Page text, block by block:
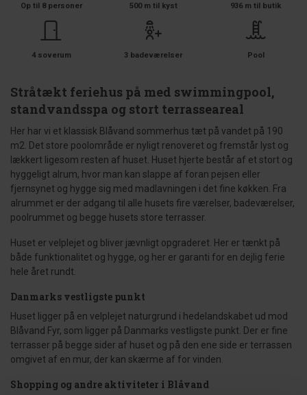
Op til 8 personer 500 m til kyst 936 m til butik
4 soverum 3 badeværelser Pool
Stråtækt feriehus på med swimmingpool,
standvandsspa og stort terrasseareal
Her har vi et klassisk Blåvand sommerhus tæt på vandet på 190
m2. Det store poolområde er nyligt renoveret og fremstår lyst og
lækkert ligesom resten af huset. Huset hjerte består af et stort og
hyggeligt alrum, hvor man kan slappe af foran pejsen eller
fjernsynet og hygge sig med madlavningen i det fine køkken. Fra
alrummet er der adgang til alle husets fire værelser, badeværelser,
poolrummet og begge husets store terrasser.
Huset er velplejet og bliver jævnligt opgraderet. Her er tænkt på
både funktionalitet og hygge, og her er garanti for en dejlig ferie
hele året rundt.
Danmarks vestligste punkt
Huset ligger på en velplejet naturgrund i hedelandskabet ud mod
Blåvand Fyr, som ligger på Danmarks vestligste punkt. Der er fine
terrasser på begge sider af huset og på den ene side er terrassen
omgivet af en mur, der kan skærme af for vinden.
Shopping og andre aktiviteter i Blåvand